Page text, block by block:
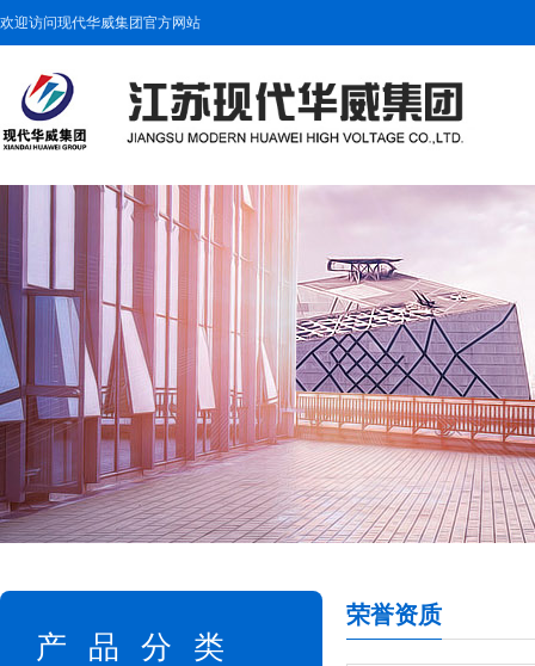
欢迎访问现代华威集团官方网站
产品分类
荣誉资质